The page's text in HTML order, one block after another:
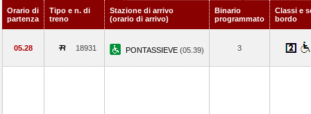
Orario di
partenza
Tipo e n. di
treno
Stazione di arrivo
(orario di arrivo)
Binario
programmato
Classi e
bordo
05.28 18931 PONTASSIEVE (05.39) 3